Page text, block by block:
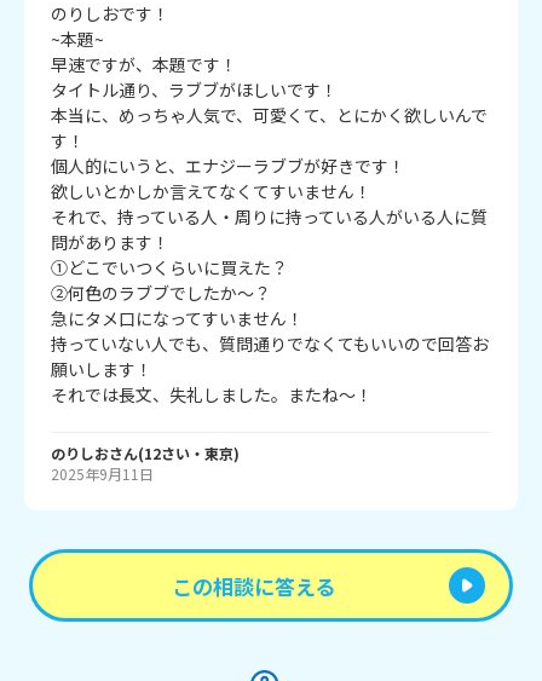
のりしおです！
~本題~
早速ですが、本題です！
タイトル通り、ラブブがほしいです！
本当に、めっちゃ人気で、可愛くて、とにかく欲しいんで
す！
個人的にいうと、エナジーラブブが好きです！
欲しいとかしか言えてなくてすいません！
それで、持っている人・周りに持っている人がいる人に質
問があります！
①どこでいつくらいに買えた？
②何色のラブブでしたか～？
急にタメ口になってすいません！
持っていない人でも、質問通りでなくてもいいので回答お
願いします！
それでは長文、失礼しました。またね～！
のりしおさん(12さい・ 東京)
2025年9月11日
この相談に答える